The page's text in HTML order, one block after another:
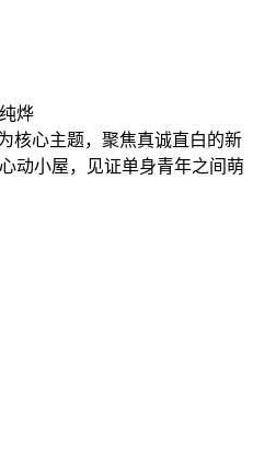
烨
核心主题，聚焦真诚直白的新
动小屋，见证单身青年之间萌